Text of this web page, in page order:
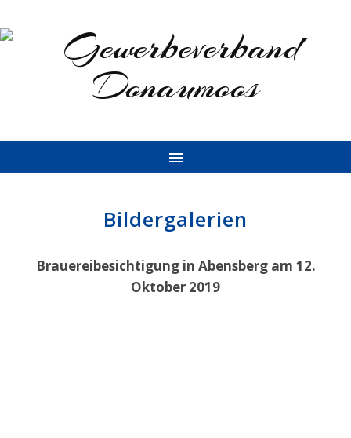
Bildergalerien
Brauereibesichtigung in Abensberg am 12.
Oktober 2019